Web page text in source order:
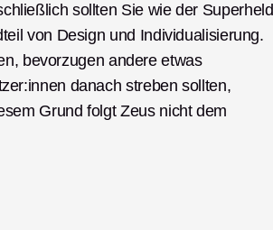
sollten Sie wie der Superheld
von Design und Individualisierung.
bevorzugen andere etwas
danach streben sollten,
Grund folgt Zeus nicht dem